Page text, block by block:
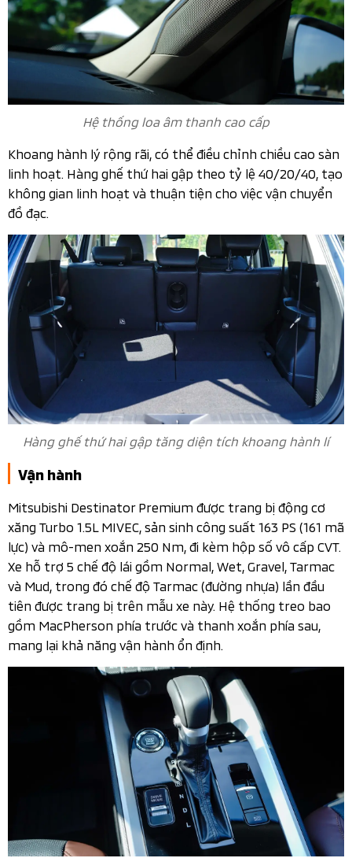
Hệ thống loa âm thanh cao cấp
Khoang hành lý rộng rãi, có thể điều chỉnh chiều cao sàn
linh hoạt. Hàng ghế thứ hai gập theo tỷ lệ 40/20/40, tạo
không gian linh hoạt và thuận tiện cho việc vận chuyển
đồ đạc.
Hàng ghế thứ hai gập tăng diện tích khoang hành lí
Vận hành
Mitsubishi Destinator Premium được trang bị động cơ
xăng Turbo 1.5L MIVEC, sản sinh công suất 163 PS (161 mã
lực) và mô-men xoắn 250 Nm, đi kèm hộp số vô cấp CVT.
Xe hỗ trợ 5 chế độ lái gồm Normal, Wet, Gravel, Tarmac
và Mud, trong đó chế độ Tarmac (đường nhựa) lần đầu
tiên được trang bị trên mẫu xe này. Hệ thống treo bao
gồm MacPherson phía trước và thanh xoắn phía sau,
mang lại khả năng vận hành ổn định.